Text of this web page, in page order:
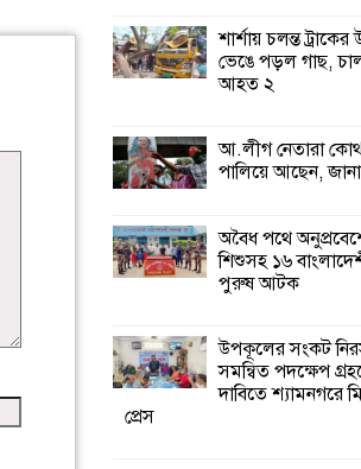
শ্যামনগরে সুপেয়
সংকট নিরসনে
সংলাপ অনুষ্ঠিত
শ্যামনগরে
সামাজিকভিত্তিক
আনুষ্ঠানিক উদ্বোধন
শার্শায় চলন্ত
ভেঙে পড়ল গাছ,
আহত ২
আ.লীগ নেতারা
পালিয়ে আছেন,
অবৈধ পথে
শিশুসহ ১৬
পুরুষ আটক
উপকূলের সংকট
সমন্বিত পদক্ষেপ
দাবিতে শ্যামনগরে
প্রেস